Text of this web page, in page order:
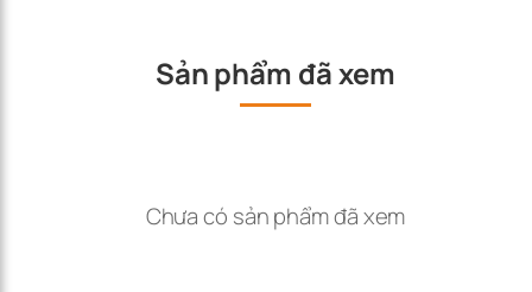
Sản phẩm đã xem
Chưa có sản phẩm đã xem